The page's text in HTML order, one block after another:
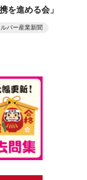
を進める会」
ルバー産業新聞